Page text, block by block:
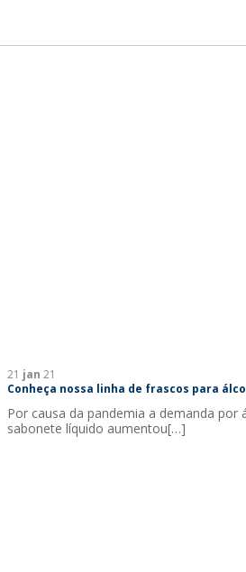
21 jan 21
Conheça nossa linha de frascos para
Por causa da pandemia a demanda por
sabonete líquido aumentou[…]